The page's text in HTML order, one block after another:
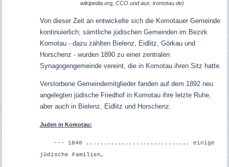
wikipedia.org, CCO und aus: komotau.de)
Von dieser Zeit an entwickelte sich die Komotauer Gemeinde
kontinuierlich; sämtliche jüdischen Gemeinden im Bezirk
Komotau - dazu zählten Bielenz, Eidlitz, Görkau und
Horschenz - wurden 1890 zu einer zentralen
Synagogengemeinde vereint, die in Komotau ihren Sitz hatte.
Verstorbene Gemeindemitglieder fanden auf dem 1892 neu
angelegten jüdische Friedhof in Komotau ihre letzte Ruhe,
aber auch in Bielenz, Eidlitz und Horschenz.
Juden in Komotau:
--- 1848 ............................. einige
jüdische Familien,